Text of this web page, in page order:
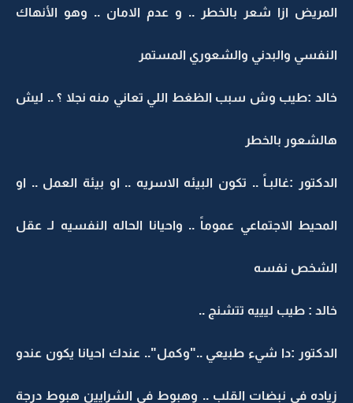
المريض ازا شعر بالخطر .. و عدم الامان .. وهو الأنهاك
النفسي والبدني والشعوري المستمر
خالد :طيب وش سبب الظغط اللي تعاني منه نجلا ؟ .. ليش
هالشعور بالخطر
الدكتور :غالبـاً .. تكون البيئه الاسريه .. او بيئة العمل .. او
المحيط الاجتماعي عموماً .. واحيانا الحاله النفسيه لـ عقل
الشخص نفسه
خالد : طيب ليييه تتشنج ..
الدكتور :دا شيء طبيعي .."وكمل".. عندك احيانا يكون عندو
زياده في نبضات القلب .. وهبوط في الشرايين هبوط درجة